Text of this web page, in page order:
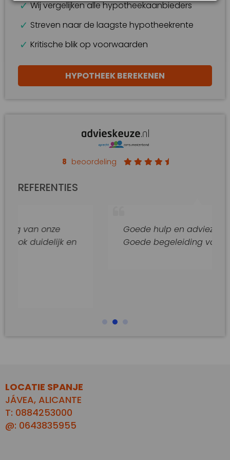
Wij vergelijken alle hypotheekaanbieders
Streven naar de laagste hypotheekrente
Kritische blik op voorwaarden
HYPOTHEEK BEREKENEN
8 beoordeling
REFERENTIES
en
Goede hulp en adviezen.
Goede begeleiding van dit
LOCATIE SPANJE
JÁVEA, ALICANTE
T: 0884253000
@: 0643835955